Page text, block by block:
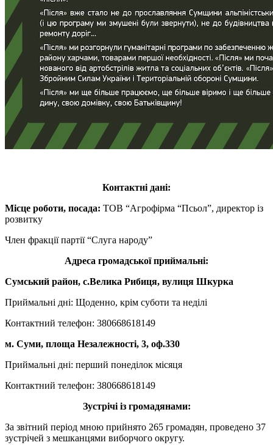
Контактні дані:
Місце роботи, посада: ТОВ “Агрофірма “Псьол”, директор із
розвитку
Член фракції партії “Слуга народу”
Адреса громадської приймальні:
Сумський район, с.Велика Рибиця, вулиця Шкурка
Приймальні дні: Щоденно, крім суботи та неділі
Контактний телефон: 380668618149
м. Суми, площа Незалежності, 3, оф.330
Приймальні дні: перший понеділок місяця
Контактний телефон: 380668618149
Зустрічі із громадянами:
За звітний період мною прийнято 265 громадян, проведено 37
зустрічей з мешканцями виборчого округу.